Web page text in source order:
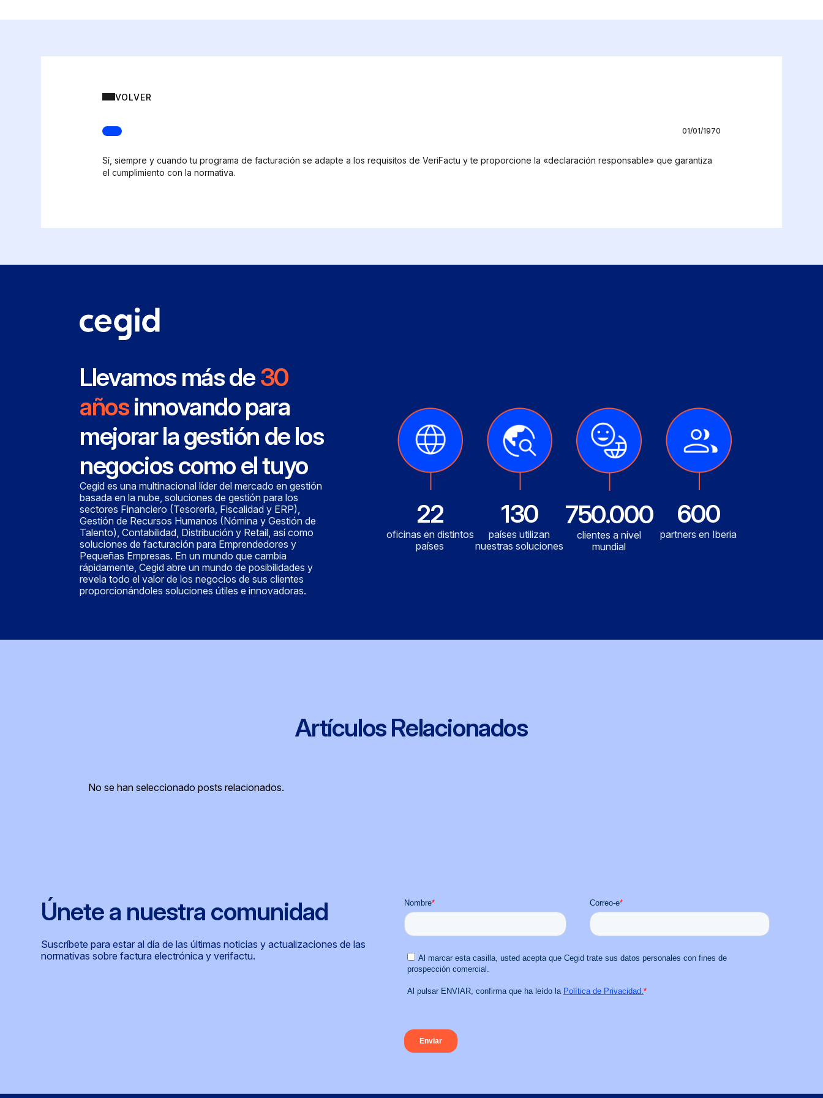
VOLVER
01/01/1970
Sí, siempre y cuando tu programa de facturación se adapte a los requisitos de VeriFactu y te proporcione la «declaración responsable» que garantiza
el cumplimiento con la normativa.
Llevamos más de30
añosinnovando para
mejorar la gestión de los
negocios como el tuyo
Cegid es una multinacional líder del mercado en gestión
basada en la nube, soluciones de gestión para los
sectores Financiero (Tesorería, Fiscalidad y ERP),
Gestión de Recursos Humanos (Nómina y Gestión de
Talento), Contabilidad, Distribución y Retail, así como
soluciones de facturación para Emprendedores y
Pequeñas Empresas. En un mundo que cambia
rápidamente, Cegid abre un mundo de posibilidades y
revela todo el valor de los negocios de sus clientes
proporcionándoles soluciones útiles e innovadoras.
22
oficinas en distintos
países
130
países utilizan
nuestras soluciones
750.000
clientes a nivel
mundial
600
partners en Iberia
Artículos Relacionados
No se han seleccionado posts relacionados.
Únete a nuestra comunidad
Suscríbete para estar al día de las últimas noticias y actualizaciones de las
normativas sobre factura electrónica y verifactu.